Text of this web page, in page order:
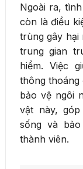
Ngoài ra,
còn là điều
trùng gây hại
trung gian
hiểm. Việc
thông thoáng
bảo vệ ngôi
vật này,
sống và
thành viên.